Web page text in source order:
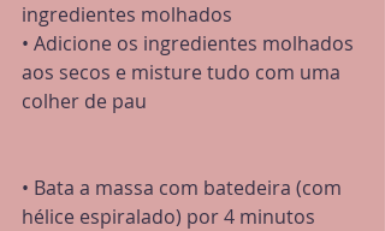
ingredientes molhados
• Adicione os ingredientes molhados
aos secos e misture tudo com uma
colher de pau
• Bata a massa com batedeira (com
hélice espiralado) por 4 minutos